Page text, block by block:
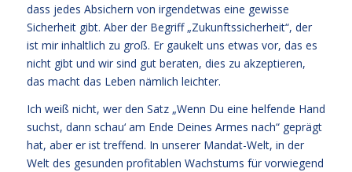
dass jedes Absichern von irgendetwas eine gewisse
Sicherheit gibt. Aber der Begriff „Zukunftssicherheit“, der
ist mir inhaltlich zu groß. Er gaukelt uns etwas vor, das es
nicht gibt und wir sind gut beraten, dies zu akzeptieren,
das macht das Leben nämlich leichter.
Ich weiß nicht, wer den Satz „Wenn Du eine helfende Hand
suchst, dann schau‘ am Ende Deines Armes nach“ geprägt
hat, aber er ist treffend. In unserer Mandat-Welt, in der
Welt des gesunden profitablen Wachstums für vorwiegend